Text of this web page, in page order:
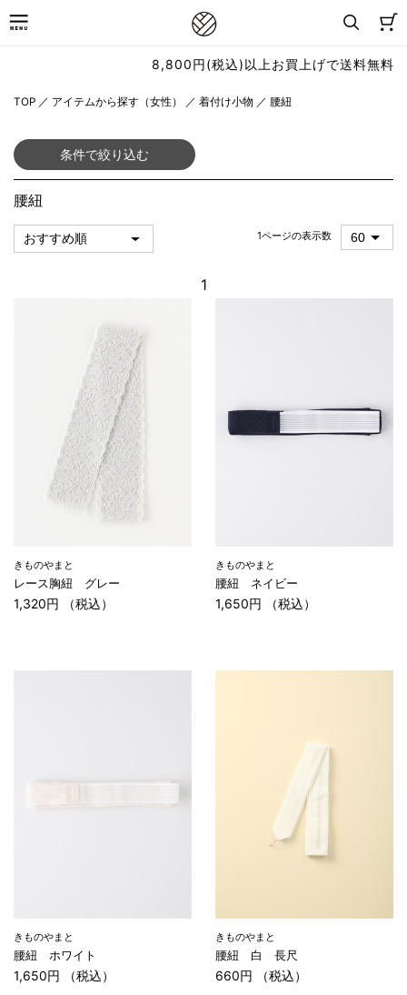
8,800円(税込)以上お買上げで送料無料
TOP ／ アイテムから探す（女性） ／ 着付け小物 ／ 腰紐
条件で絞り込む
腰紐
1ページの表示数
1
きものやまと
レース胸紐 グレー
1,320円 （税込）
きものやまと
腰紐 ネイビー
1,650円 （税込）
きものやまと
腰紐 ホワイト
1,650円 （税込）
きものやまと
腰紐 白 長尺
660円 （税込）